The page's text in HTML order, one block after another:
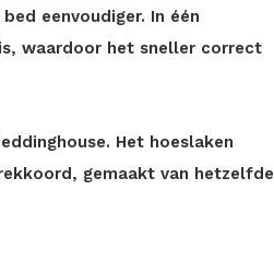
eenvoudiger. In één
waardoor het sneller correct
Het hoeslaken
gemaakt van hetzelfde